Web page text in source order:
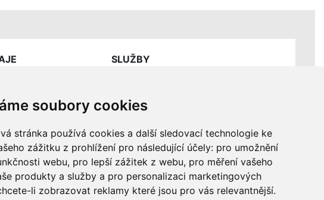
soubory cookies
stránka používá cookies a další sledovací technologie ke
zážitku z prohlížení pro následující účely: pro umožnění
webu, pro lepší zážitek z webu, pro měření vašeho
produkty a služby a pro personalizaci marketingových
li zobrazovat reklamy které jsou pro vás relevantnější.
SLUŽBY